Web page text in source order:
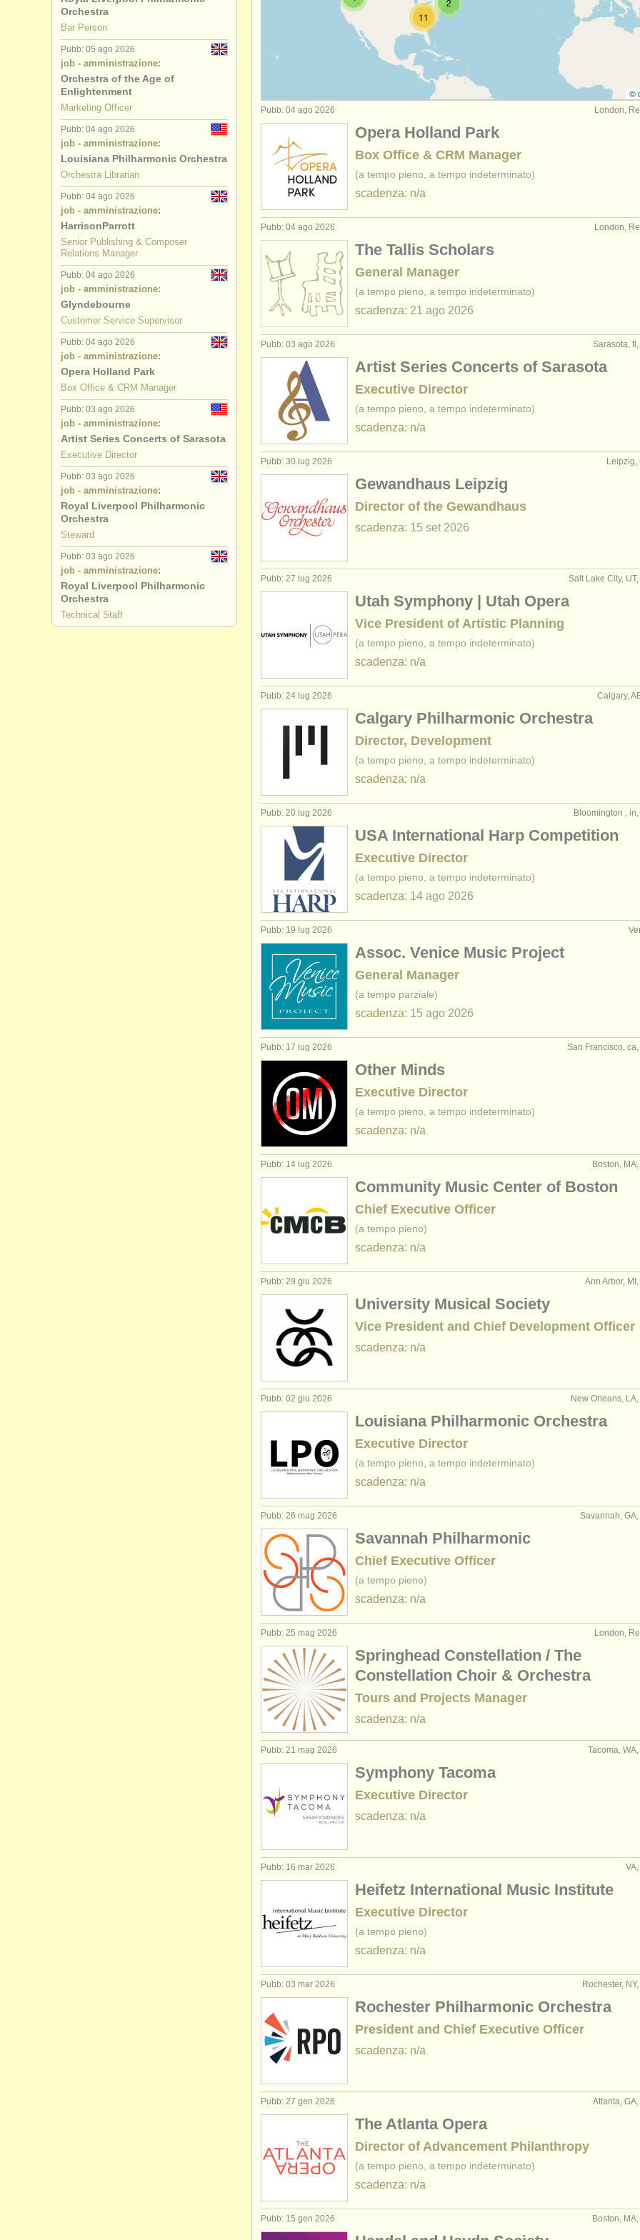
jobs - amministrazione: amministrazione accademica
jobs - amministrazione: uff. finanziario/ (9)
jobs - amministrazione: comunitá/ educazione
jobs - amministrazione: bibliotecario/
jobs - amministrazione: board member (1)
2
11
©
London,
Pubb: 04 ago 2026
Opera Holland Park
Box Office & CRM Manager
(a tempo pieno, a tempo indeterminato)
scadenza: n/a
London,
Pubb: 04 ago 2026
The Tallis Scholars
General Manager
(a tempo pieno, a tempo indeterminato)
scadenza: 21 ago 2026
Sarasota,
Pubb: 03 ago 2026
Artist Series Concerts of Sarasota
Executive Director
(a tempo pieno, a tempo indeterminato)
scadenza: n/a
Leipzig,
Pubb: 30 lug 2026
Gewandhaus Leipzig
Director of the Gewandhaus
scadenza: 15 set 2026
Salt Lake City,
Pubb: 27 lug 2026
Utah Symphony | Utah Opera
Vice President of Artistic Planning
(a tempo pieno, a tempo indeterminato)
scadenza: n/a
Calgary,
Pubb: 24 lug 2026
Calgary Philharmonic Orchestra
Director, Development
(a tempo pieno, a tempo indeterminato)
scadenza: n/a
Bloomington ,
Pubb: 20 lug 2026
USA International Harp Competition
Executive Director
(a tempo pieno, a tempo indeterminato)
scadenza: 14 ago 2026
Pubb: 19 lug 2026
Assoc. Venice Music Project
General Manager
(a tempo parziale)
scadenza: 15 ago 2026
San Francisco,
Pubb: 17 lug 2026
Other Minds
Executive Director
(a tempo pieno, a tempo indeterminato)
scadenza: n/a
Boston,
Pubb: 14 lug 2026
Community Music Center of Boston
Chief Executive Officer
(a tempo pieno)
scadenza: n/a
Ann Arbor,
Pubb: 29 giu 2026
University Musical Society
Vice President and Chief Development Officer
scadenza: n/a
New Orleans,
Pubb: 02 giu 2026
Louisiana Philharmonic Orchestra
Executive Director
(a tempo pieno, a tempo indeterminato)
scadenza: n/a
Savannah,
Pubb: 26 mag 2026
Savannah Philharmonic
Chief Executive Officer
(a tempo pieno)
scadenza: n/a
London,
Pubb: 25 mag 2026
Springhead Constellation / The
Constellation Choir & Orchestra
Tours and Projects Manager
scadenza: n/a
Tacoma,
Pubb: 21 mag 2026
Symphony Tacoma
Executive Director
scadenza: n/a
Pubb: 16 mar 2026
Heifetz International Music Institute
Executive Director
(a tempo pieno)
scadenza: n/a
Rochester,
Pubb: 03 mar 2026
Rochester Philharmonic Orchestra
President and Chief Executive Officer
scadenza: n/a
Atlanta,
Pubb: 27 gen 2026
The Atlanta Opera
Director of Advancement Philanthropy
(a tempo pieno, a tempo indeterminato)
scadenza: n/a
Boston,
Pubb: 15 gen 2026
Orchestra
Bar Person
Pubb: 05 ago 2026
job - amministrazione:
Orchestra of the Age of
Enlightenment
Marketing Officer
Pubb: 04 ago 2026
job - amministrazione:
Louisiana Philharmonic Orchestra
Orchestra Librarian
Pubb: 04 ago 2026
job - amministrazione:
HarrisonParrott
Senior Publishing & Composer
Relations Manager
Pubb: 04 ago 2026
job - amministrazione:
Glyndebourne
Customer Service Supervisor
Pubb: 04 ago 2026
job - amministrazione:
Opera Holland Park
Box Office & CRM Manager
Pubb: 03 ago 2026
job - amministrazione:
Artist Series Concerts of Sarasota
Executive Director
Pubb: 03 ago 2026
job - amministrazione:
Royal Liverpool Philharmonic
Orchestra
Steward
Pubb: 03 ago 2026
job - amministrazione:
Royal Liverpool Philharmonic
Orchestra
Technical Staff